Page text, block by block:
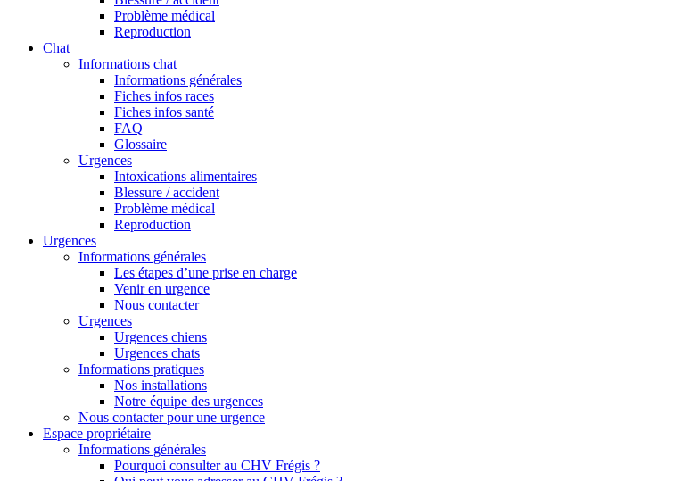
Problème médical
Reproduction
Chat
Informations chat
Informations générales
Fiches infos races
Fiches infos santé
FAQ
Glossaire
Urgences
Intoxications alimentaires
Blessure / accident
Problème médical
Reproduction
Urgences
Informations générales
Les étapes d’une prise en charge
Venir en urgence
Nous contacter
Urgences
Urgences chiens
Urgences chats
Informations pratiques
Nos installations
Notre équipe des urgences
Nous contacter pour une urgence
Espace propriétaire
Informations générales
Pourquoi consulter au CHV Frégis ?